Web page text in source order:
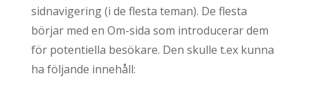
sidnavigering (i de flesta teman). De flesta
börjar med en Om-sida som introducerar dem
för potentiella besökare. Den skulle t.ex kunna
ha följande innehåll: